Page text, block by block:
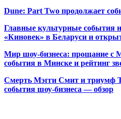
Dune: Part Two продолжает
Главные культурные события
«Киновек» в Беларуси и
Мир шоу-бизнеса: прощание с
события в Минске и рейтинг
Смерть Мэгги Смит и триумф
события шоу-бизнеса — обзор